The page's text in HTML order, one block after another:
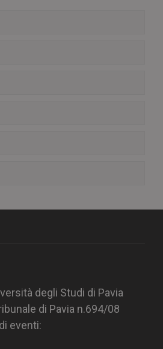
degli Studi di Pavia
di Pavia n.694/08
eventi: